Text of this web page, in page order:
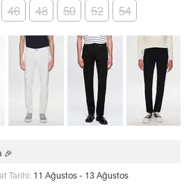
46 48 50 52 54
🎉
Tarihi: 11 Ağustos - 13 Ağustos